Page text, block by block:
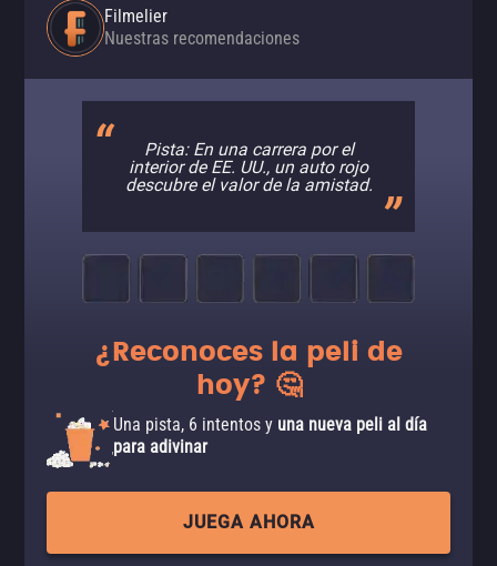
Filmelier
Nuestras recomendaciones
Pista: En una carrera por el
interior de EE. UU., un auto rojo
descubre el valor de la amistad.
¿Reconoces la peli de
hoy? 🤔
Una pista, 6 intentos y una nueva peli al día
para adivinar
JUEGA AHORA